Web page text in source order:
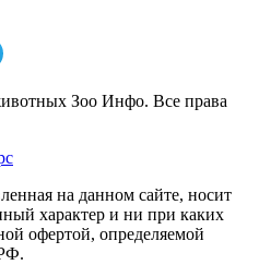
Зоо Инфо. Все права
на данном сайте, носит
характер и ни при каких
офертой, определяемой